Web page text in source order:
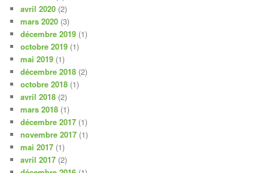
avril 2020 (2)
mars 2020 (3)
décembre 2019 (1)
octobre 2019 (1)
mai 2019 (1)
décembre 2018 (2)
octobre 2018 (1)
avril 2018 (2)
mars 2018 (1)
décembre 2017 (1)
novembre 2017 (1)
mai 2017 (1)
avril 2017 (2)